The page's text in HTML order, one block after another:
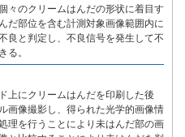
々のクリームはんだの形状に着目す
だ部位を含む計測対象画像範囲内に
良と判定し、不良信号を発生して不
る。
上にクリームはんだを印刷した後
画像撮影し、得られた光学的画像情
理を行うことにより未はんだ部の画